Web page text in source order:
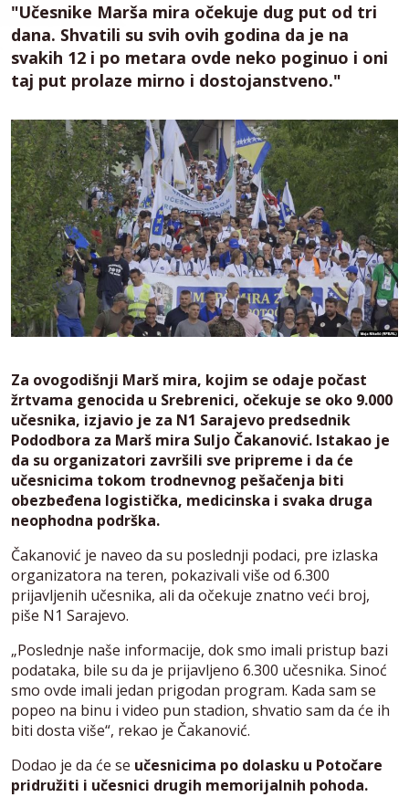
"Učesnike Marša mira očekuje dug put od tri
dana. Shvatili su svih ovih godina da je na
svakih 12 i po metara ovde neko poginuo i oni
taj put prolaze mirno i dostojanstveno."
Za ovogodišnji Marš mira, kojim se odaje počast
žrtvama genocida u Srebrenici, očekuje se oko 9.000
učesnika, izjavio je za N1 Sarajevo predsednik
Pododbora za Marš mira Suljo Čakanović. Istakao je
da su organizatori završili sve pripreme i da će
učesnicima tokom trodnevnog pešačenja biti
obezbeđena logistička, medicinska i svaka druga
neophodna podrška.
Čakanović je naveo da su poslednji podaci, pre izlaska
organizatora na teren, pokazivali više od 6.300
prijavljenih učesnika, ali da očekuje znatno veći broj,
piše N1 Sarajevo.
„Poslednje naše informacije, dok smo imali pristup bazi
podataka, bile su da je prijavljeno 6.300 učesnika. Sinoć
smo ovde imali jedan prigodan program. Kada sam se
popeo na binu i video pun stadion, shvatio sam da će ih
biti dosta više“, rekao je Čakanović.
Dodao je da će se učesnicima po dolasku u Potočare
pridružiti i učesnici drugih memorijalnih pohoda.